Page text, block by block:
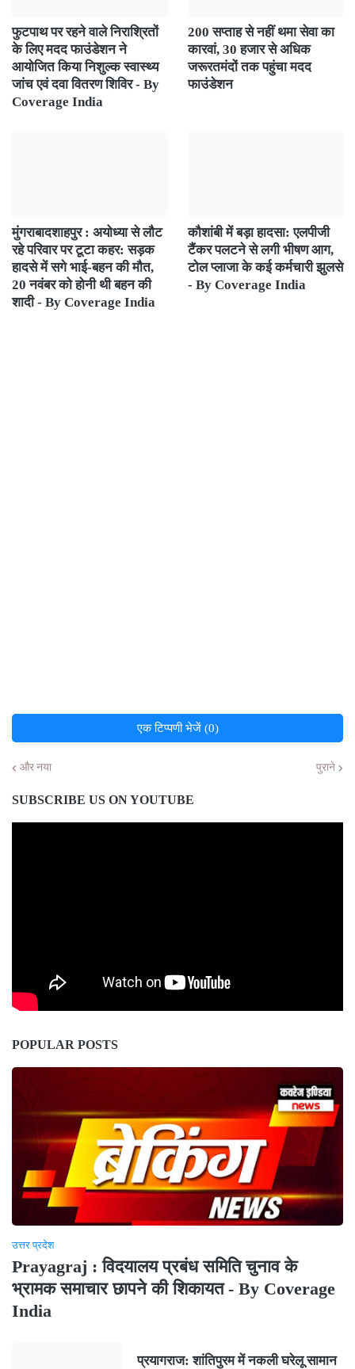
फुटपाथ पर रहने वाले निराश्रितों
के लिए मदद फाउंडेशन ने
आयोजित किया निशुल्क स्वास्थ्य
जांच एवं दवा वितरण शिविर - By
Coverage India
200 सप्ताह से नहीं थमा सेवा का
कारवां, 30 हजार से अधिक
जरूरतमंदों तक पहुंचा मदद
फाउंडेशन
मुंगराबादशाहपुर : अयोध्या से लौट
रहे परिवार पर टूटा कहर: सड़क
हादसे में सगे भाई-बहन की मौत,
20 नवंबर को होनी थी बहन की
शादी - By Coverage India
कौशांबी में बड़ा हादसा: एलपीजी
टैंकर पलटने से लगी भीषण आग,
टोल प्लाजा के कई कर्मचारी झुलसे
- By Coverage India
एक टिप्पणी भेजें (0)
और नया पुराने
SUBSCRIBE US ON YOUTUBE
POPULAR POSTS
उत्तर प्रदेश
Prayagraj : विदयालय प्रबंध समिति चुनाव के
भ्रामक समाचार छापने की शिकायत - By Coverage
India
प्रयागराज: शांतिपुरम में नकली घरेलू सामान